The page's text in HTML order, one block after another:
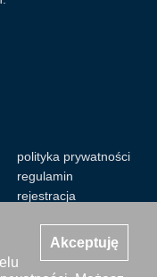
Akceptuję
polityka prywatności
regulamin
rejestracja